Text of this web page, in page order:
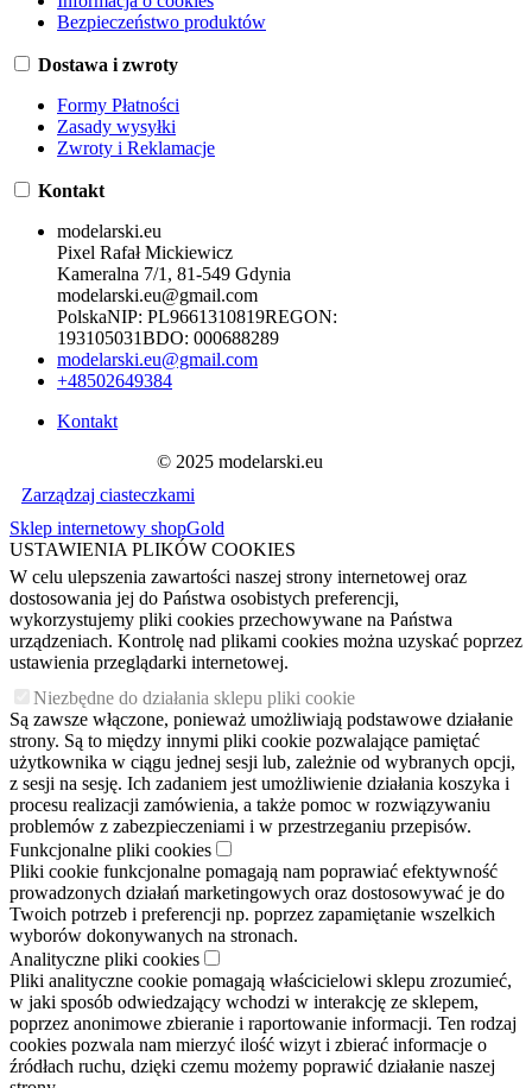
Bezpieczeństwo produktów
Dostawa i zwroty
Formy Płatności
Zasady wysyłki
Zwroty i Reklamacje
Kontakt
modelarski.eu
Pixel Rafał Mickiewicz
Kameralna 7/1, 81-549 Gdynia
modelarski.eu@gmail.com
PolskaNIP: PL9661310819REGON:
193105031BDO: 000688289
modelarski.eu@gmail.com
+48502649384
Kontakt
© 2025 modelarski.eu
Zarządzaj ciasteczkami
Sklep internetowy shopGold
USTAWIENIA PLIKÓW COOKIES
W celu ulepszenia zawartości naszej strony internetowej oraz
dostosowania jej do Państwa osobistych preferencji,
wykorzystujemy pliki cookies przechowywane na Państwa
urządzeniach. Kontrolę nad plikami cookies można uzyskać poprzez
ustawienia przeglądarki internetowej.
Niezbędne do działania sklepu pliki cookie
Są zawsze włączone, ponieważ umożliwiają podstawowe działanie
strony. Są to między innymi pliki cookie pozwalające pamiętać
użytkownika w ciągu jednej sesji lub, zależnie od wybranych opcji,
z sesji na sesję. Ich zadaniem jest umożliwienie działania koszyka i
procesu realizacji zamówienia, a także pomoc w rozwiązywaniu
problemów z zabezpieczeniami i w przestrzeganiu przepisów.
Funkcjonalne pliki cookies
Pliki cookie funkcjonalne pomagają nam poprawiać efektywność
prowadzonych działań marketingowych oraz dostosowywać je do
Twoich potrzeb i preferencji np. poprzez zapamiętanie wszelkich
wyborów dokonywanych na stronach.
Analityczne pliki cookies
Pliki analityczne cookie pomagają właścicielowi sklepu zrozumieć,
w jaki sposób odwiedzający wchodzi w interakcję ze sklepem,
poprzez anonimowe zbieranie i raportowanie informacji. Ten rodzaj
cookies pozwala nam mierzyć ilość wizyt i zbierać informacje o
źródłach ruchu, dzięki czemu możemy poprawić działanie naszej